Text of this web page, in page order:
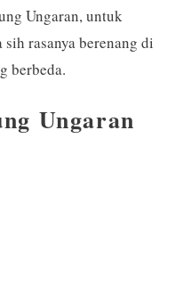
Ungaran, untuk
rasanya berenang di
berbeda.
Ungaran